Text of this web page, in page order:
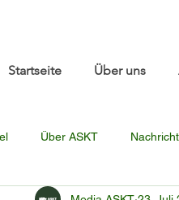
Startseite Über uns
Über ASKT